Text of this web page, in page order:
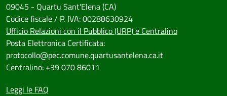
09045 - Quartu Sant'Elena (CA)
Codice fiscale / P. IVA: 00288630924
Ufficio Relazioni con il Pubblico (URP) e Centralino
Posta Elettronica Certificata:
protocollo@pec.comune.quartusantelena.ca.it
Centralino: +39 070 86011
Leggi le FAQ